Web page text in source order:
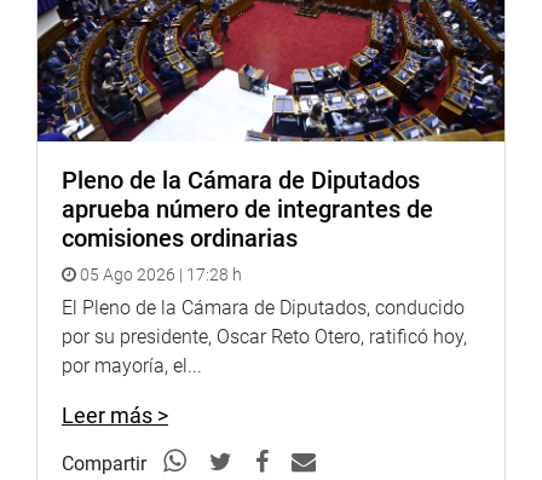
Pleno de la Cámara de Diputados
aprueba número de integrantes de
comisiones ordinarias
05 Ago 2026 | 17:28 h
El Pleno de la Cámara de Diputados, conducido
por su presidente, Oscar Reto Otero, ratificó hoy,
por mayoría, el...
Leer más >
Compartir